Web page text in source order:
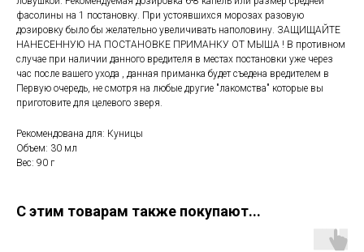
фасолины на 1 постановку. При устоявшихся морозах разовую
дозировку было бы желательно увеличивать наполовину. ЗАЩИЩАЙТЕ
НАНЕСЕННУЮ НА ПОСТАНОВКЕ ПРИМАНКУ ОТ МЫША ! В противном
случае при наличии данного вредителя в местах постановки уже через
час после вашего ухода , данная приманка будет съедена вредителем в
Первую очередь, не смотря на любые другие "лакомства" которые вы
приготовите для целевого зверя.
Рекомендована для: Куницы
Объем: 30 мл
Вес: 90 г
С этим товарам также покупают...